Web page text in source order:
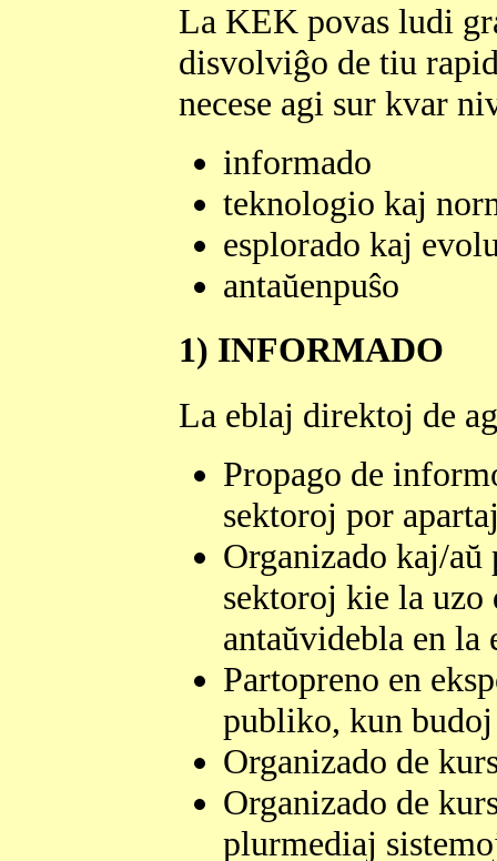
La KEK povas ludi
disvolviĝo de tiu
necese agi sur kvar
informado
teknologio kaj
esplorado kaj
antaŭenpuŝo
1) INFORMADO
La eblaj direktoj de
Propago de
sektoroj por
Organizado kaj/
sektoroj kie la uzo
antaŭvidebla en la
Partopreno en
publiko, kun
Organizado de
Organizado de
plurmediaj